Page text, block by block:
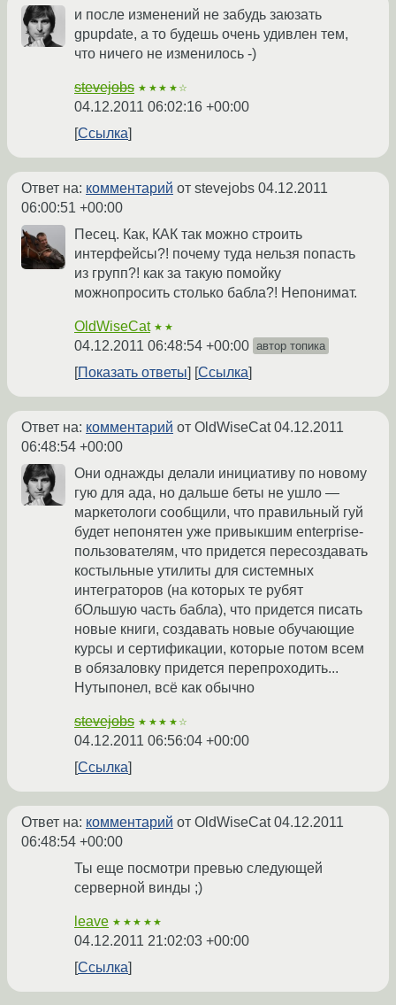
и после изменений не забудь заюзать
gpupdate, а то будешь очень удивлен тем,
что ничего не изменилось -)
stevejobs ★★★★☆
04.12.2011 06:02:16 +00:00
Ссылка
Ответ на: комментарий от stevejobs 04.12.2011
06:00:51 +00:00
Песец. Как, КАК так можно строить
интерфейсы?! почему туда нельзя попасть
из групп?! как за такую помойку
можнопросить столько бабла?! Непонимат.
OldWiseCat ★★
04.12.2011 06:48:54 +00:00 автор топика
Показать ответы Ссылка
Ответ на: комментарий от OldWiseCat04.12.2011
06:48:54 +00:00
Они однажды делали инициативу по новому
гую для ада, но дальше беты не ушло —
маркетологи сообщили, что правильный гуй
будет непонятен уже привыкшим enterprise-
пользователям, что придется пересоздавать
костыльные утилиты для системных
интеграторов (на которых те рубят
бОльшую часть бабла), что придется писать
новые книги, создавать новые обучающие
курсы и сертификации, которые потом всем
в обязаловку придется перепроходить...
Нутыпонел, всё как обычно
stevejobs ★★★★☆
04.12.2011 06:56:04 +00:00
Ссылка
Ответ на: комментарий от OldWiseCat04.12.2011
06:48:54 +00:00
Ты еще посмотри превью следующей
серверной винды ;)
leave ★★★★★
04.12.2011 21:02:03 +00:00
Ссылка